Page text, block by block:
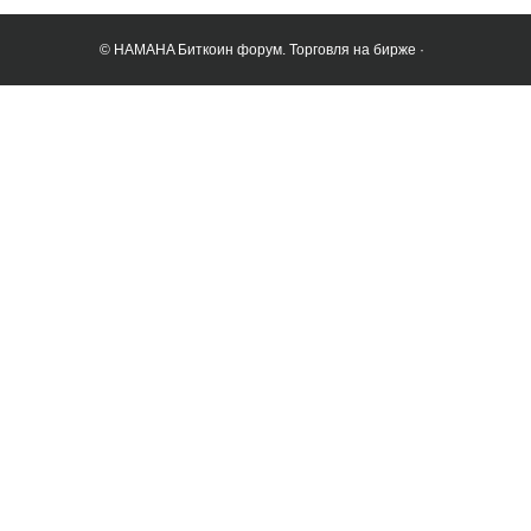
© HAMAHA Биткоин форум. Торговля на бирже ·